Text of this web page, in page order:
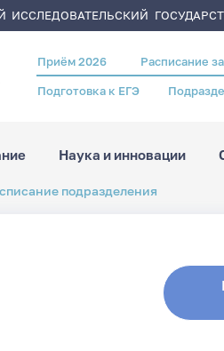
Header
menu
Приём 2026 Расписание
Подготовка к ЕГЭ
Наука и инновации
подразделения